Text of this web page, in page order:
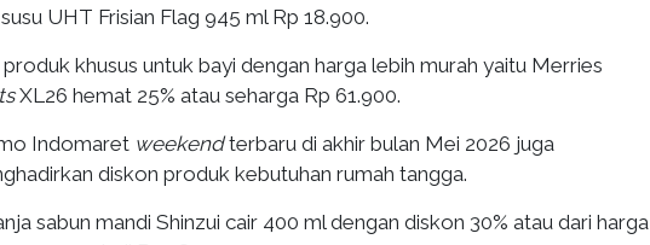
UHT Frisian Flag 945 ml Rp 18.900.
khusus untuk bayi dengan harga lebih murah yaitu Merries
XL26 hemat 25% atau seharga Rp 61.900.
Indomaret weekendterbaru di akhir bulan Mei 2026 juga
diskon produk kebutuhan rumah tangga.
sabun mandi Shinzui cair 400 ml dengan diskon 30% atau dari harga